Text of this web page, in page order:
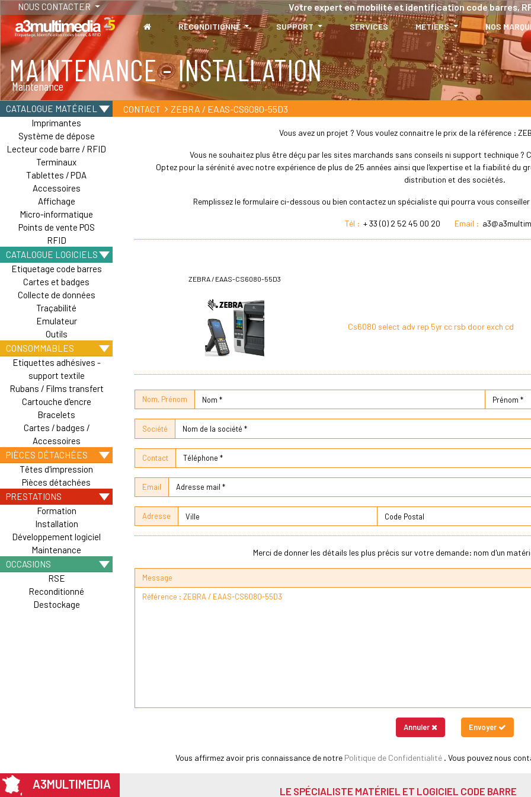
NOUS CONTACTER Votre expert en mobilité et identification code barres,
RECONDITIONNÉ SUPPORT SERVICES MÉTIERS NOS
MAINTENANCE - INSTALLATION
Maintenance
CATALOGUE MATÉRIEL
Imprimantes
Système de dépose
Lecteur code barre / RFID
Terminaux
Tablettes / PDA
Accessoires
Affichage
Micro-informatique
Points de vente POS
RFID
CATALOGUE LOGICIELS
Etiquetage code barres
Cartes et badges
Collecte de données
Traçabilité
Emulateur
Outils
CONSOMMABLES
Etiquettes adhésives -
support textile
Rubans / Films transfert
Cartouche d'encre
Bracelets
Cartes / badges /
Accessoires
PIÈCES DÉTACHÉES
Têtes d'impression
Pièces détachées
PRESTATIONS
Formation
Installation
Développement logiciel
Maintenance
OCCASIONS
RSE
Reconditionné
Destockage
CONTACT ZEBRA / EAAS-CS6080-55D3
Vous avez un projet ? Vous voulez connaitre le prix de la référence :
Vous ne souhaitez plus être déçu par les sites marchands sans conseils ni support technique ?
Optez pour la sérénité avec notre expérience de plus de 25 années ainsi que l'expertise et la fiabilité du
distribution et des sociétés.
Remplissez le formulaire ci-dessous ou bien contactez un spécialiste qui pourra vous
Tél : + 33 (0) 2 52 45 00 20 Email :
ZEBRA / EAAS-CS6080-55D3
Cs6080 select adv rep 5yr cc rsb door exch cd
Nom, Prénom
Société
Contact
Email
Adresse
Merci de donner les détails les plus précis sur votre demande: nom d'un
Message
Annuler Envoyer
Vous affirmez avoir pris connaissance de notre Politique de Confidentialité . Vous pouvez nous
A3MULTIMEDIA LE SPÉCIALISTE MATÉRIEL ET LOGICIEL CODE BARRE